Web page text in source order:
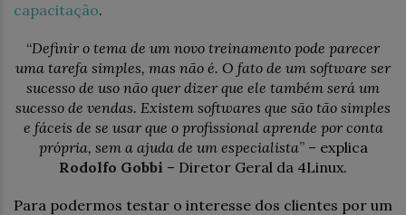
capacitação.
“Definir o tema de um novo treinamento pode parecer
uma tarefa simples, mas não é. O fato de um software ser
sucesso de uso não quer dizer que ele também será um
sucesso de vendas. Existem softwares que são tão simples
e fáceis de se usar que o profissional aprende por conta
própria, sem a ajuda de um especialista” – explica
Rodolfo Gobbi – Diretor Geral da 4Linux.
Para podermos testar o interesse dos clientes por um